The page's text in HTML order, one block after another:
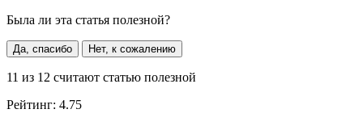
Была ли эта статья полезной?
Да, спасибо Нет, к сожалению
11 из 12 считают статью полезной
Рейтинг: 4.75